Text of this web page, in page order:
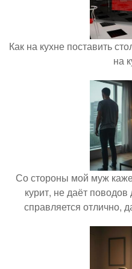
Как на кухне поставить
на
Со стороны мой муж
курит, не даёт
справляется отлично,